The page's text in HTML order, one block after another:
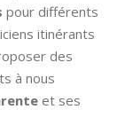
pour différents
itinérants
des
à nous
et ses